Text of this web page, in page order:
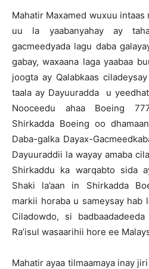
Mahatir Maxamed wuxuu
uu la yaabanyahay ay
gacmeedyada lagu daba
gabay, waxaana laga yaabaa
joogta ay Qalabkaas
taala ay Dayuuradda u
Nooceedu ahaa Boeing
Shirkadda Boeing oo
Daba-galka Dayax-
Dayuuraddii la wayay amaba
Shirkaddu ka warqabto sida
Shaki la’aan in Shirkadda
markii horaba u sameysay hab
Ciladowdo, si
Ra’isul wasaarihii hore ee
Mahatir ayaa tilmaamaya inay